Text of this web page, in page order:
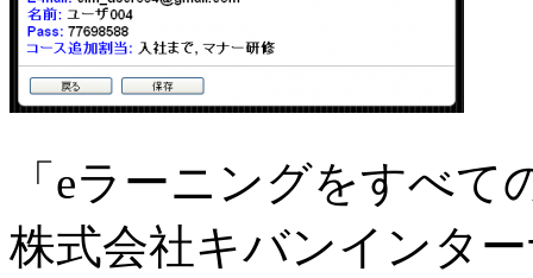
「eラーニングをすべて
株式会社キバンインタ